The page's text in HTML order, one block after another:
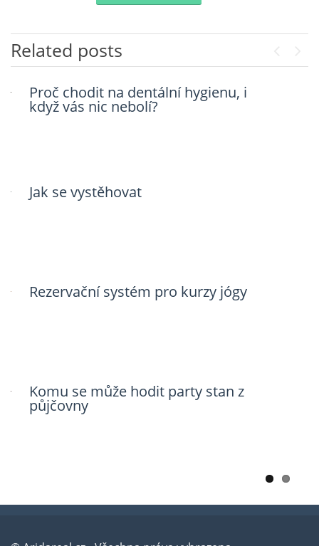
Related posts
Proč chodit na dentální hygienu, i
když vás nic nebolí?
Jak se vystěhovat
Rezervační systém pro kurzy jógy
Komu se může hodit party stan z
půjčovny
Chytrá řešení mnohé vyřeší
Firmy musí někde sídlit
Legalizace a co z ní plyne
Získat zákazníky je to nejtěžší